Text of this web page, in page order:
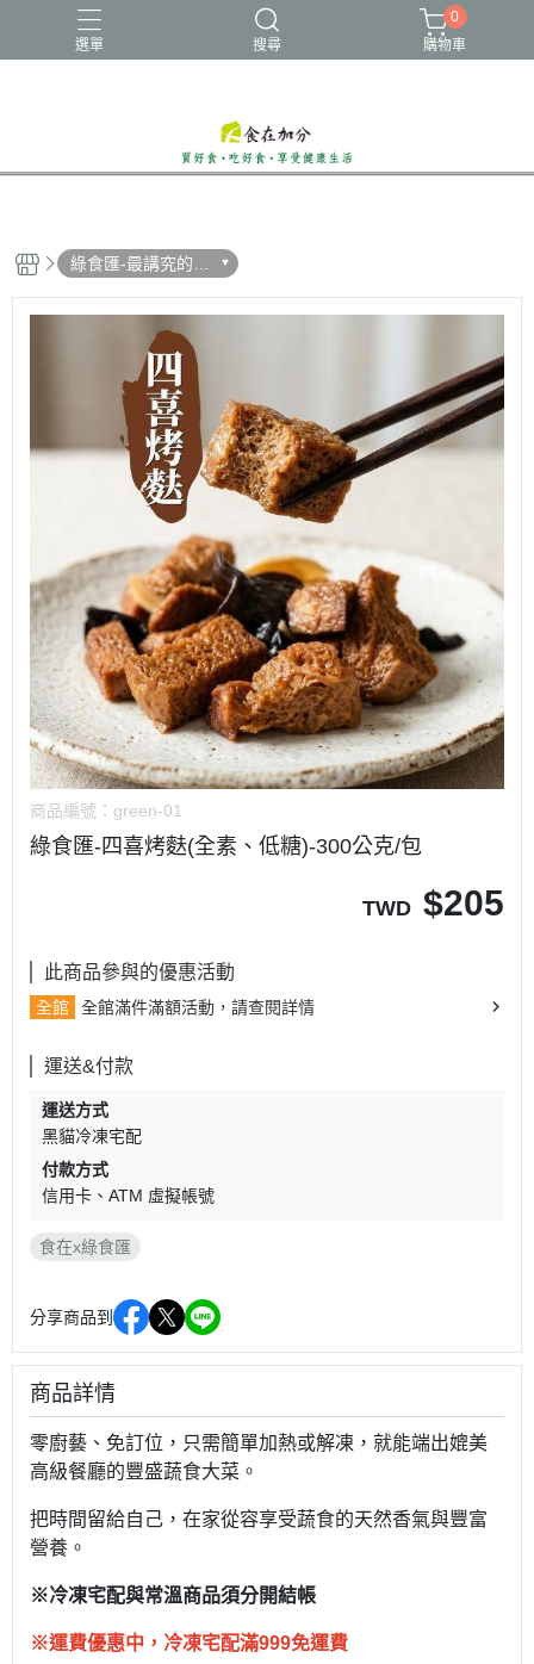
選單 搜尋
0
購物車
綠食匯-最講究的頂
級蔬食
商品編號： green-01
綠食匯-四喜烤麩(全素、低糖)-300公克/包
TWD $205
此商品參與的優惠活動
全館 全館滿件滿額活動，請查閱詳情
運送&付款
運送方式
黑貓冷凍宅配
付款方式
信用卡
ATM 虛擬帳號
食在x綠食匯
分享商品到
商品詳情
零廚藝、免訂位，只需簡單加熱或解凍，就能端出媲美
高級餐廳的豐盛蔬食大菜。
把時間留給自己，在家從容享受蔬食的天然香氣與豐富
營養。
※冷凍宅配與常溫商品須分開結帳
※運費優惠中，冷凍宅配滿999免運費